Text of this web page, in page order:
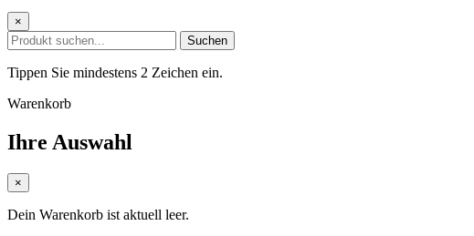
×
Suchen
Tippen Sie mindestens 2 Zeichen ein.
Warenkorb
Ihre Auswahl
×
Dein Warenkorb ist aktuell leer.